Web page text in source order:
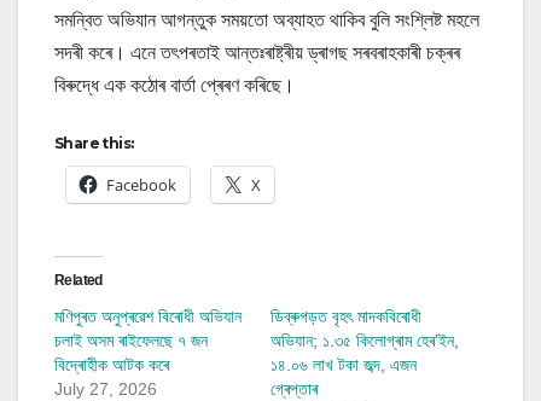
সমন্বিত অভিযান আগন্তুক সময়তো অব্যাহত থাকিব বুলি সংশ্লিষ্ট মহলে
সদৰী কৰে। এনে তৎপৰতাই আন্তঃৰাষ্ট্ৰীয় ড্ৰাগছ সৰবৰাহকাৰী চক্ৰৰ
বিৰুদ্ধে এক কঠোৰ বাৰ্তা প্ৰেৰণ কৰিছে।
Share this:
Facebook X
Related
মণিপুৰত অনুপ্ৰৱেশ বিৰোধী অভিযান
চলাই অসম ৰাইফেলছে ৭ জন
বিদ্ৰোহীক আটক কৰে
July 27, 2026
ডিব্ৰুগড়ত বৃহৎ মাদকবিৰোধী
অভিযান; ১.৩৫ কিলোগ্ৰাম হেৰ’ইন,
১৪.০৬ লাখ টকা জব্দ, এজন
গ্ৰেপ্তাৰ